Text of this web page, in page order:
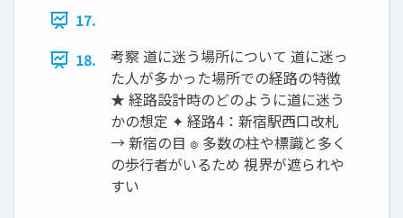
17.
18.
考察 道に迷う場所について 道に迷っ
た人が多かった場所での経路の特徴
★ 経路設計時のどのように道に迷う
かの想定 ✦ 経路4：新宿駅西口改札
→ 新宿の目 ๏ 多数の柱や標識と多く
の歩行者がいるため 視界が遮られや
すい